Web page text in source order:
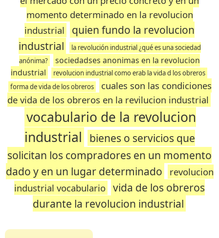
momento determinado en la revolucion
industrial
quien fundo la revolucion
industrial
la revolución industrial ¿qué es una sociedad
anónima?
sociedadses anonimas en la revolucion
industrial
revolucion industrial como erab la vida d los obreros
forma de vida de los obreros
cuales son las condiciones
de vida de los obreros en la revilucion industrial
vocabulario de la revolucion
industrial
bienes o servicios que
solicitan los compradores en un momento
dado y en un lugar determinado
revolucion
industrial vocabulario vida de los obreros
durante la revolucion industrial